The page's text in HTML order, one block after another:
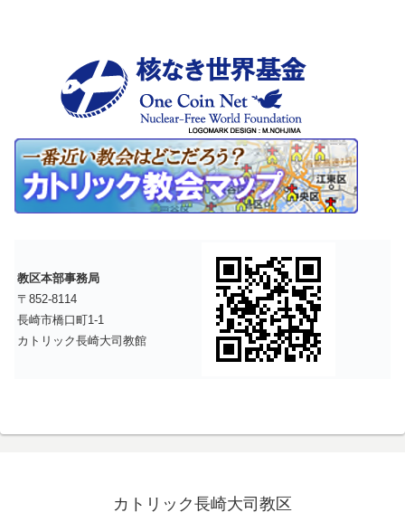
教区本部事務局
〒852-8114
長崎市橋口町1-1
カトリック長崎大司教館
カトリック長崎大司教区